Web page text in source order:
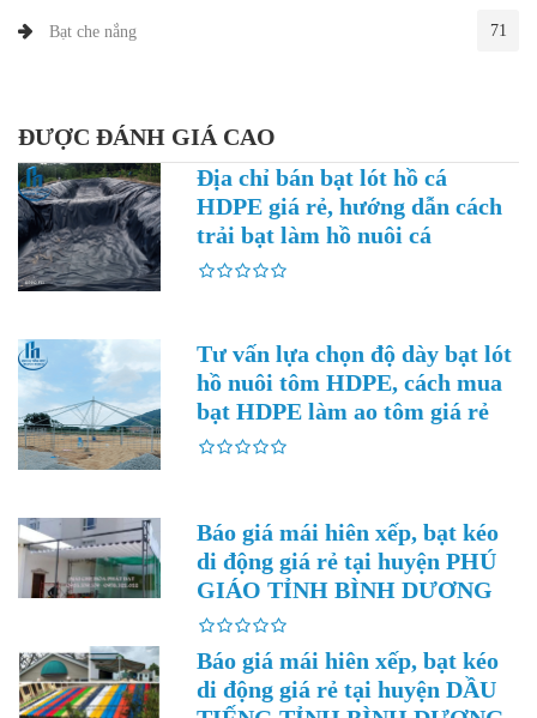
Bạt che nắng 71
ĐƯỢC ĐÁNH GIÁ CAO
Địa chỉ bán bạt lót hồ cá
HDPE giá rẻ, hướng dẫn cách
trải bạt làm hồ nuôi cá
Tư vấn lựa chọn độ dày bạt lót
hồ nuôi tôm HDPE, cách mua
bạt HDPE làm ao tôm giá rẻ
Báo giá mái hiên xếp, bạt kéo
di động giá rẻ tại huyện PHÚ
GIÁO TỈNH BÌNH DƯƠNG
Báo giá mái hiên xếp, bạt kéo
di động giá rẻ tại huyện DẦU